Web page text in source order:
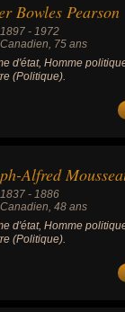
Bowles Pearson
1897 - 1972
Canadien, 75 ans
d'état, Homme
(Politique).
Alfred
1837 - 1886
Canadien, 48 ans
d'état, Homme
(Politique).